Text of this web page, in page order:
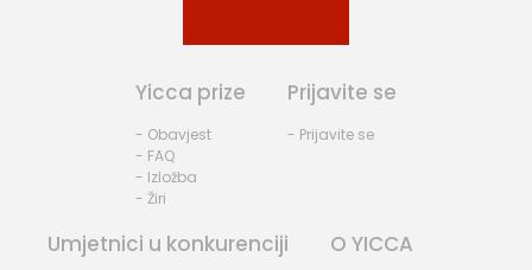
Yicca prize
- Obavjest
- FAQ
- Izložba
- Žiri
Prijavite se
- Prijavite se
Umjetnici u konkurenciji O YICCA